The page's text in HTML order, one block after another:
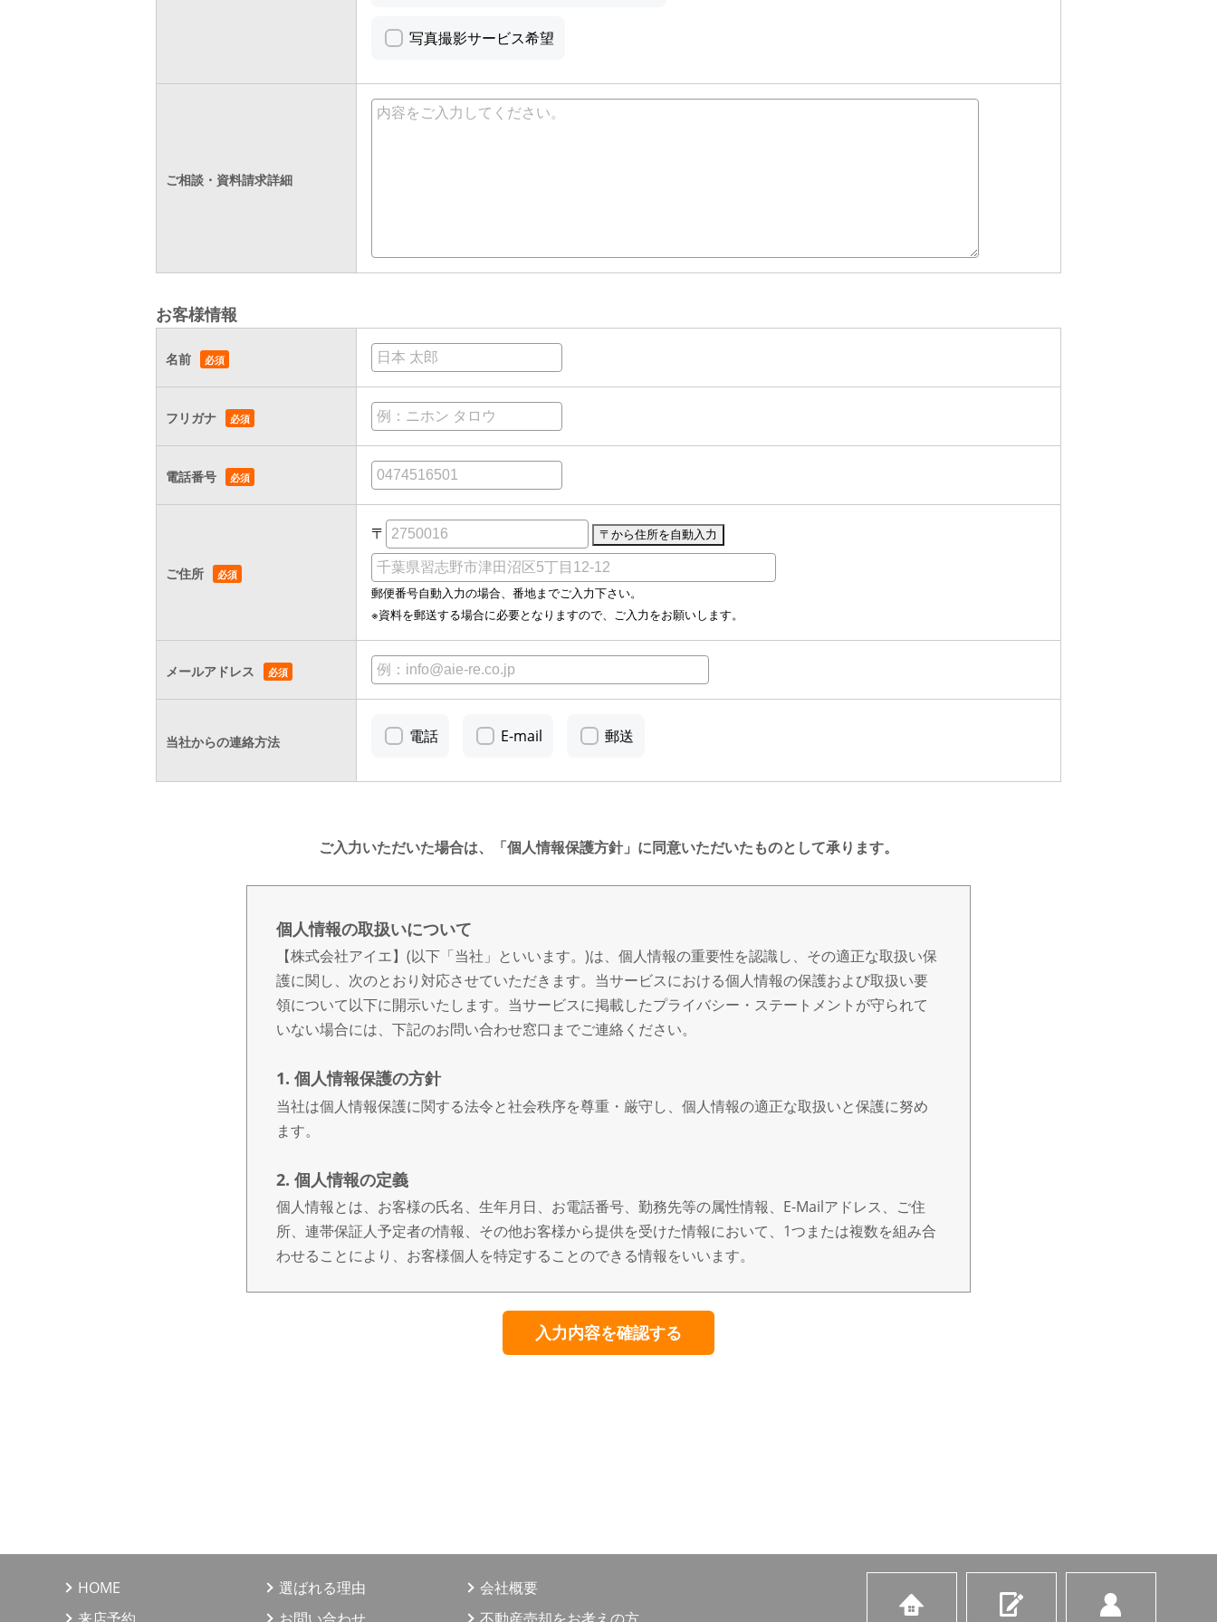
写真撮影サービス希望
ご相談・資料請求詳細
お客様情報
名前
フリガナ
電話番号
ご住所
〒
郵便番号自動入力の場合、番地までご入力下さい。
※資料を郵送する場合に必要となりますので、ご入力をお願いします。
メールアドレス
当社からの連絡方法 電話 E-mail 郵送
ご入力いただいた場合は、「個人情報保護方針」に同意いただいたものとして承ります。
個人情報の取扱いについて
【株式会社アイエ】(以下「当社」といいます。)は、個人情報の重要性を認識し、その適正な取扱い保
護に関し、次のとおり対応させていただきます。当サービスにおける個人情報の保護および取扱い要
領について以下に開示いたします。当サービスに掲載したプライバシー・ステートメントが守られて
いない場合には、下記のお問い合わせ窓口までご連絡ください。
1. 個人情報保護の方針
当社は個人情報保護に関する法令と社会秩序を尊重・厳守し、個人情報の適正な取扱いと保護に努め
ます。
2. 個人情報の定義
個人情報とは、お客様の氏名、生年月日、お電話番号、勤務先等の属性情報、E-Mailアドレス、ご住
所、連帯保証人予定者の情報、その他お客様から提供を受けた情報において、1つまたは複数を組み合
わせることにより、お客様個人を特定することのできる情報をいいます。
個人情報の取得は、適正な手段によって行うとともに、利用目的の公表、通知、明示等をさせていた
だき、ご本人の同意なく、利用目的の範囲を超えた個人情報の取扱いはいたしません。また、個人情
びアンケートのお願い等のマーケティング活動、顧客動向分析または商品開発等の調査分析。
情報、サービスの提供は、ご本人からの申出がありましたら取り止めさせていただきます。
HOME 選ばれる理由
会社概要